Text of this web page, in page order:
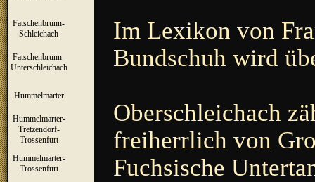
Fatschenbrunn-
Schleichach
Fatschenbrunn-
Unterschleichach
Hummelmarter
Hummelmarter-
Tretzendorf-
Trossenfurt
▼
Hummelmarter-
Trossenfurt
▼
Im Lexikon von
Bundschuh wird
Oberschleichach
freiherrlich von
Fuchsische